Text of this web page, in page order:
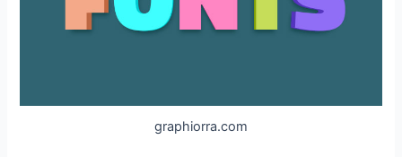
graphiorra.com